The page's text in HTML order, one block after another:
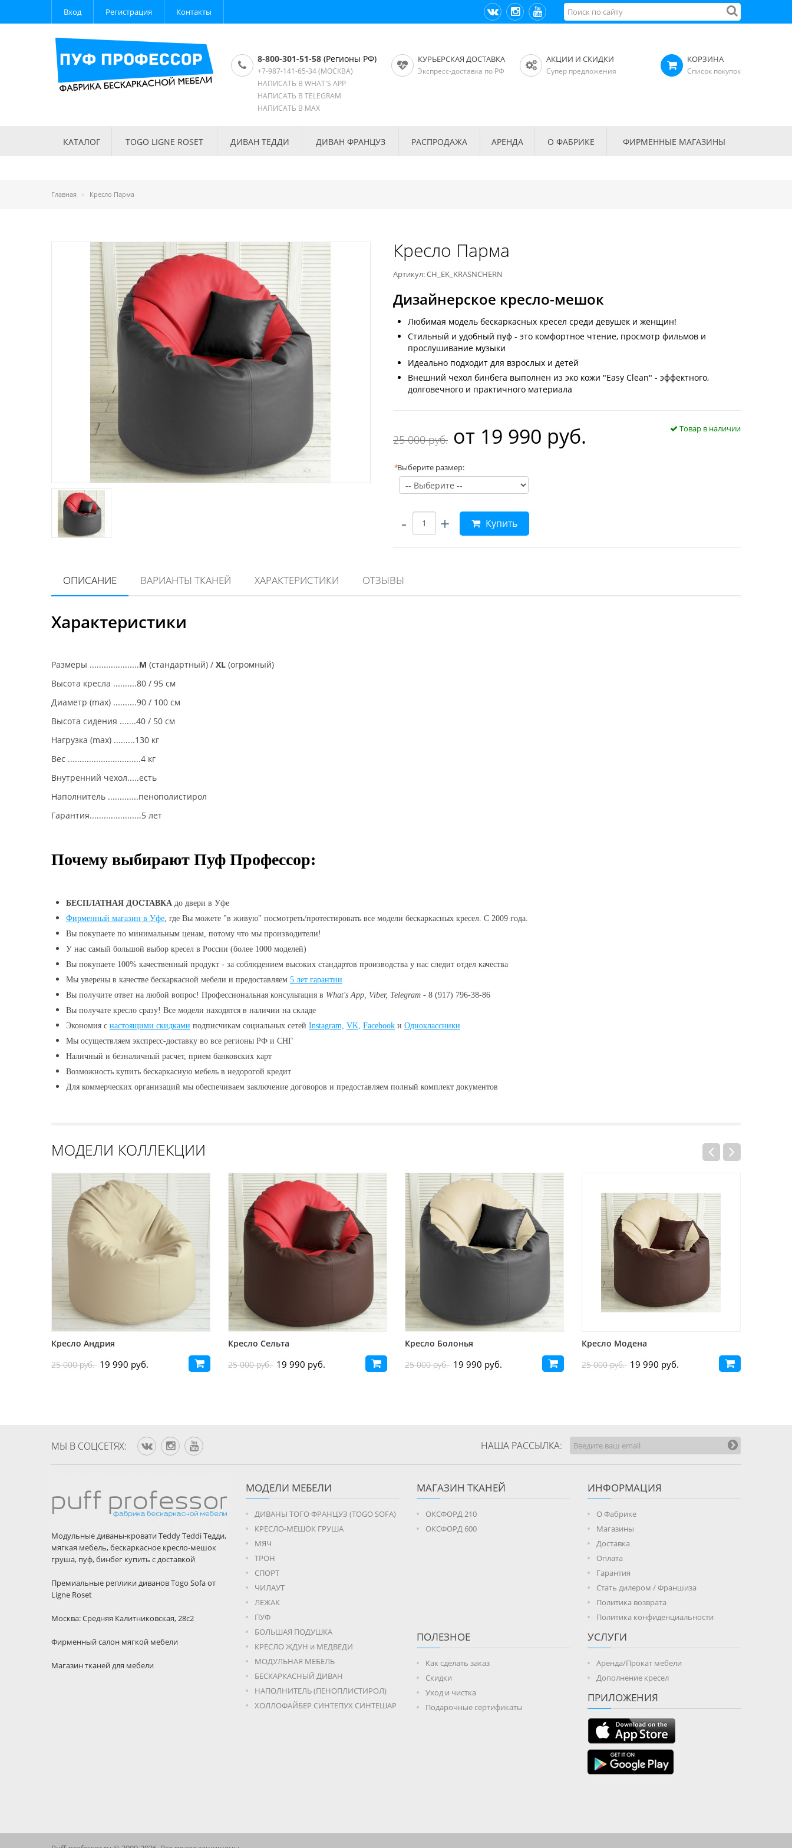
Вход Регистрация Контакты
8-800-301-51-58 (Регионы РФ)
+7-987-141-65-34(МОСКВА)
НАПИСАТЬ В WHAT'S APP
НАПИСАТЬ В TELEGRAM
НАПИСАТЬ В MAX
КУРЬЕРСКАЯ ДОСТАВКА
Экспресс-доставка по РФ
АКЦИИ И СКИДКИ
Супер предложения
КОРЗИНА
Список покупок
КАТАЛОГ TOGO LIGNE ROSET ДИВАН ТЕДДИ ДИВАН ФРАНЦУЗ РАСПРОДАЖА АРЕНДА О ФАБРИКЕ ФИРМЕННЫЕ МАГАЗИНЫ
Главная Кресло Парма
Кресло Парма
Артикул: CH_EK_KRASNCHERN
Дизайнерское кресло-мешок
Любимая модель бескаркасных кресел среди девушек и женщин!
Стильный и удобный пуф - это комфортное чтение, просмотр фильмов и
прослушивание музыки
Идеально подходит для взрослых и детей
Внешний чехол бинбега выполнен из эко кожи "Easy Clean" - эффектного,
долговечного и практичного материала
25 000 руб. oт 19 990 руб. Товар в наличии
*Выберите размер:
- + Купить
ОПИСАНИЕ ВАРИАНТЫ ТКАНЕЙ ХАРАКТЕРИСТИКИ ОТЗЫВЫ
Характеристики
Размеры .....................M (стандартный) / XL (огромный)
Высота кресла ..........80 / 95 см
Диаметр (max) ..........90 / 100 см
Высота сидения .......40 / 50 см
Нагрузка (max) .........130 кг
Вес ...............................4 кг
Внутренний чехол.....есть
Наполнитель .............пенополистирол
Гарантия......................5 лет
Почему выбирают Пуф Профессор:
БЕСПЛАТНАЯ ДОСТАВКА до двери в Уфе
Фирменный магазин в Уфе, где Вы можете "в живую" посмотреть/протестировать все модели бескаркасных кресел. С 2009 года.
Вы покупаете по минимальным ценам, потому что мы производители!
У нас самый большой выбор кресел в России (более 1000 моделей)
Вы покупаете 100% качественный продукт - за соблюдением высоких стандартов производства у нас следит отдел качества
Мы уверены в качестве бескаркасной мебели и предоставляем 5 лет гарантии
Вы получите ответ на любой вопрос! Профессиональная консультация в What's App, Viber, Telegram - 8 (917) 796-38-86
Вы получате кресло сразу! Все модели находятся в наличии на складе
Экономия с настоящими скидками подписчикам социальных сетей Instagram, VK, Facebook и Одноклассники
Мы осуществляем экспресс-доставку во все регионы РФ и СНГ
Наличный и безналичный расчет, прием банковских карт
Возможность купить бескаркасную мебель в недорогой кредит
Для коммерческих организаций мы обеспечиваем заключение договоров и предоставляем полный комплект документов
МОДЕЛИ КОЛЛЕКЦИИ
Кресло Андрия
25 000 руб. 19 990 руб.
Кресло Сельта
25 000 руб. 19 990 руб.
Кресло Болонья
25 000 руб. 19 990 руб.
Кресло Модена
25 000 руб. 19 990 руб.
МЫ В CОЦСЕТЯХ: НАША РАССЫЛКА:
Модульные диваны-кровати Teddy Teddi Тедди,
мягкая мебель, бескаркасное кресло-мешок
груша, пуф, бинбег купить с доставкой
Премиальные реплики диванов Togo Sofa от
Ligne Roset
Москва: Средняя Калитниковская, 28с2
Фирменный салон мягкой мебели
Магазин тканей для мебели
МОДЕЛИ МЕБЕЛИ
ДИВАНЫ ТОГО ФРАНЦУЗ (TOGO SOFA)
КРЕСЛО-МЕШОК ГРУША
МЯЧ
ТРОН
СПОРТ
ЧИЛАУТ
ЛЕЖАК
ПУФ
БОЛЬШАЯ ПОДУШКА
КРЕСЛО ЖДУН и МЕДВЕДИ
МОДУЛЬНАЯ МЕБЕЛЬ
БЕСКАРКАСНЫЙ ДИВАН
НАПОЛНИТЕЛЬ (ПЕНОПЛИСТИРОЛ)
ХОЛЛОФАЙБЕР СИНТЕПУХ СИНТЕШАР
МАГАЗИН ТКАНЕЙ
ОКСФОРД 210
ОКСФОРД 600
ИНФОРМАЦИЯ
О Фабрике
Магазины
Доставка
Оплата
Гарантия
Стать дилером / Франшиза
Политика возврата
Политика конфиденциальности
ПОЛЕЗНОЕ
Как сделать заказ
Скидки
Уход и чистка
Подарочные сертификаты
УСЛУГИ
Аренда/Прокат мебели
Дополнение кресел
ПРИЛОЖЕНИЯ